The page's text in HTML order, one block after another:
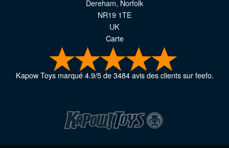
Dereham, Norfolk
NR19 1TE
UK
Carte
Kapow Toysmarqué4.9/5de3484avis des clients sur feefo.